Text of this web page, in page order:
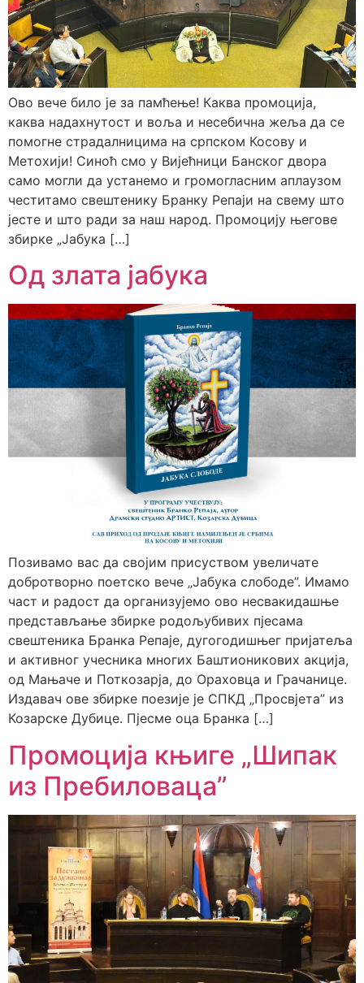
Ово вече било је за памћење! Каква промоција,
каква надахнутост и воља и несебична жеља да се
помогне страдалницима на српском Косову и
Метохији! Синоћ смо у Вијећници Банског двора
само могли да устанемо и громогласним аплаузом
честитамо свештенику Бранку Репаји на свему што
јесте и што ради за наш народ. Промоцију његове
збирке „Јабука […]
Од злата јабука
Позивамо вас да својим присуством увеличате
добротворно поетско вече „Јабука слободе”. Имамо
част и радост да организујемо ово несвакидашње
представљање збирке родољубивих пјесама
свештеника Бранка Репаје, дугогодишњег пријатеља
и активног учесника многих Баштионикових акција,
од Мањаче и Поткозарја, до Ораховца и Грачанице.
Издавач ове збирке поезије је СПКД „Просвјета” из
Козарске Дубице. Пјесме оца Бранка […]
Промоција књиге „Шипак
из Пребиловаца”